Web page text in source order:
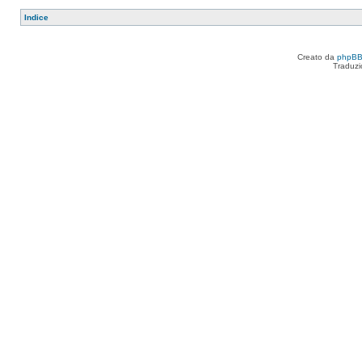
Indice
Creato da phpBB